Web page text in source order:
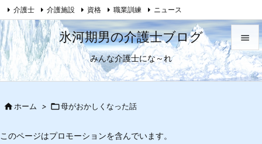
氷河期男の介護士ブログ
みんな介護士にな～れ


メニュ
介護士 介護施設 資格 職業訓練 ニュース
母がおかしくなった話 RSS Feedly
ホーム > 母がおかしくなった話
このページはプロモーションを含んでいます。